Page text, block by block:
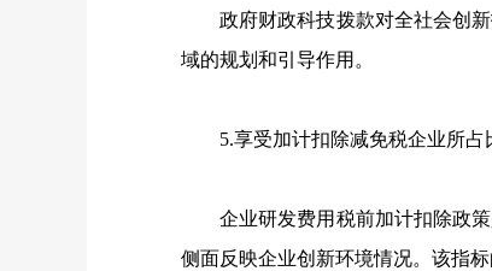
政府财政科技拨款对全社会创新
域的规划和引导作用。
5.享受加计扣除减免税企业所占
企业研发费用税前加计扣除政策
侧面反映企业创新环境情况。该指